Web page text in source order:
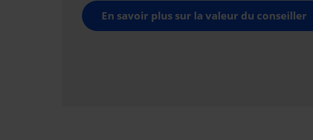
En savoir plus sur la valeur du conseiller